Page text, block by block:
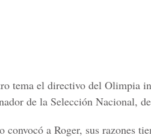
tema el directivo del Olimpia
de la Selección Nacional,
convocó a Roger, sus razones